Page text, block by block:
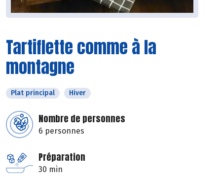
Tartiflette comme à la
montagne
Plat principal Hiver
Nombre de personnes
6 personnes
Préparation
30 min